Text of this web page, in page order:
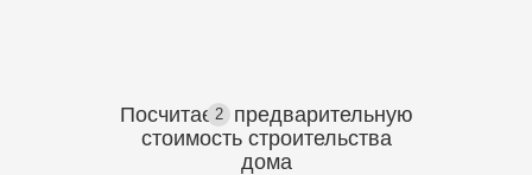
2
Посчитаем предварительную
стоимость строительства
дома